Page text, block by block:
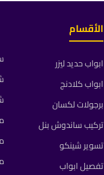
الأقسام
ابواب حديد ليزر
ابواب كلادنج
برجولات لكسان
تركيب ساندوش بنل
تسوير شينكو
تفصيل ابواب